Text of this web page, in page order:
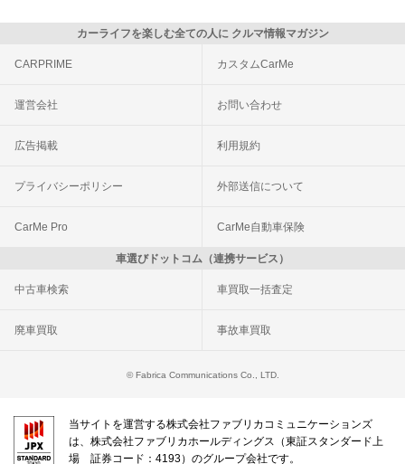
カーライフを楽しむ全ての人に クルマ情報マガジン
CARPRIME カスタムCarMe
運営会社 お問い合わせ
広告掲載 利用規約
プライバシーポリシー 外部送信について
CarMe Pro CarMe自動車保険
車選びドットコム（連携サービス）
中古車検索 車買取一括査定
廃車買取 事故車買取
© Fabrica Communications Co., LTD.
当サイトを運営する株式会社ファブリカコミュニケーションズ
は、株式会社ファブリカホールディングス（東証スタンダード上
場 証券コード：4193）のグループ会社です。